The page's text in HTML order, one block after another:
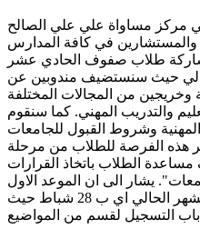
مركز مساواة علي علي الصالح
والمستشارين في كافة المدارس
مشاركة طلاب صفوف الحادي عشر
حيث سنستضيف مندوبين عن
من المجالات المختلفة
والتدريب المهني. كما سنقوم
وشروط القبول للجامعات
هذه الفرصة للطلاب من مرحلة
الطلاب باتخاذ القرارات
يشار الى ان الموعد الاول
للتسجيل للجامعات ينتهي بنهاية الشهر الحالي اي ب 28 شباط حيث